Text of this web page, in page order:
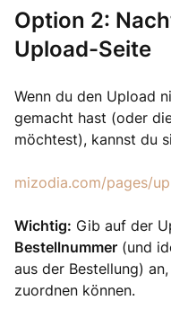
Option 2:
Upload-Seite
Wenn du den Upload
gemacht hast (oder
möchtest), kannst du
mizodia.com/pages/
Wichtig: Gib auf der
Bestellnummer (und
aus der Bestellung)
zuordnen können.